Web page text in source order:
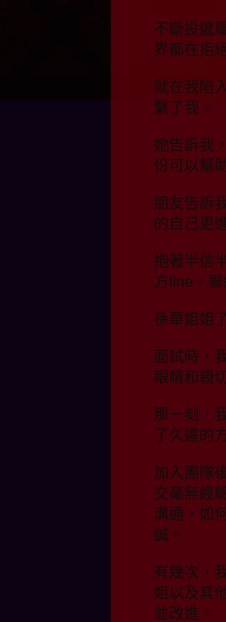
不斷投遞
界都在拒
就在我陷
繫了我。
她告訴我
份可以幫
朋友告訴
的自己更
抱著半信
方line，
孫華姐姐
面試時，
眼睛和親
那一刻，
了久違的
加入團隊
交毫無經
溝通，如
誠。
有幾次，
姐以及其
並改進。